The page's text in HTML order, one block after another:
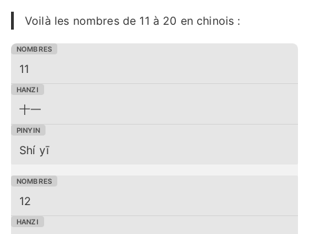
Voilà les nombres de 11 à 20 en chinois :
11
十一
Shí yī
12